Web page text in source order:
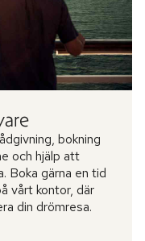
bokning
och hjälp att
Boka gärna en tid
vårt kontor, där
din drömresa.